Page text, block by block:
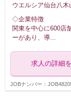
ウエルシア仙台八
◇企業特徴
関東を中心に600店
ーがあり、導
求人の詳細
JOBナンバー：